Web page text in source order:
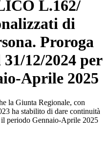
L.162/
di
Proroga
12/2024 per
Aprile 2025
la Giunta Regionale, con
ha stabilito di dare continuità
periodo Gennaio-Aprile 2025